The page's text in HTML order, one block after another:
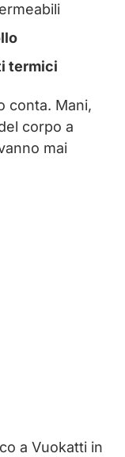
termici
conta. Mani,
corpo a
mai
a Vuokatti in